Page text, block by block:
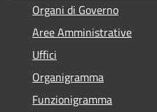
Organi di Governo
Aree Amministrative
Uffici
Organigramma
Funzionigramma